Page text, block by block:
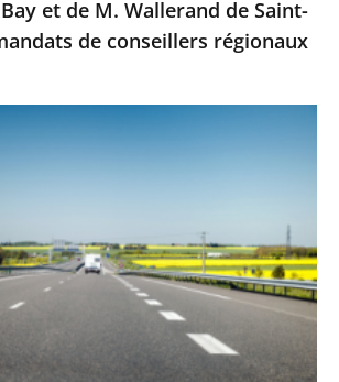
et de M. Wallerand de Saint-
de conseillers régionaux